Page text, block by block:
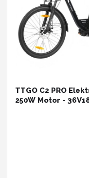
TTGO C2 PRO
250W Motor -